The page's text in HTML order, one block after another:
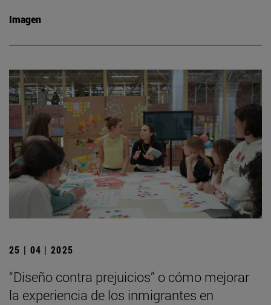
Imagen
25 | 04 | 2025
“Diseño contra prejuicios” o cómo mejorar
la experiencia de los inmigrantes en